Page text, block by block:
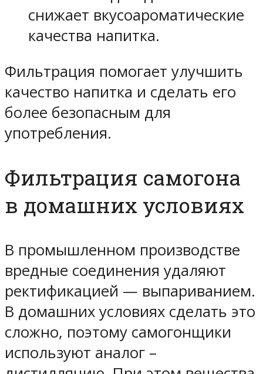
снижает вкусоароматические
качества напитка.
Фильтрация помогает улучшить
качество напитка и сделать его
более безопасным для
употребления.
Фильтрация самогона
в домашних условиях
В промышленном производстве
вредные соединения удаляют
ректификацией — выпариванием.
В домашних условиях сделать это
сложно, поэтому самогонщики
используют аналог –